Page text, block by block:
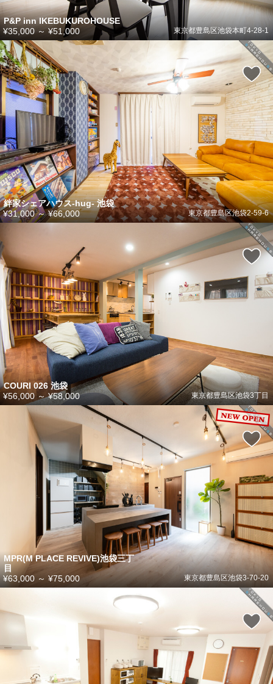
P&P inn IKEBUKUROHOUSE
東京都豊島区池袋本町4-28-1
¥35,000～¥51,000
絆家シェアハウス-hug- 池袋
東京都豊島区池袋2-59-6
¥31,000～¥66,000
COURI 026 池袋
東京都豊島区池袋3丁目
¥56,000～¥58,000
MPR(M PLACE REVIVE)池袋三丁
目
東京都豊島区池袋3-70-20
¥63,000 ～ ¥75,000